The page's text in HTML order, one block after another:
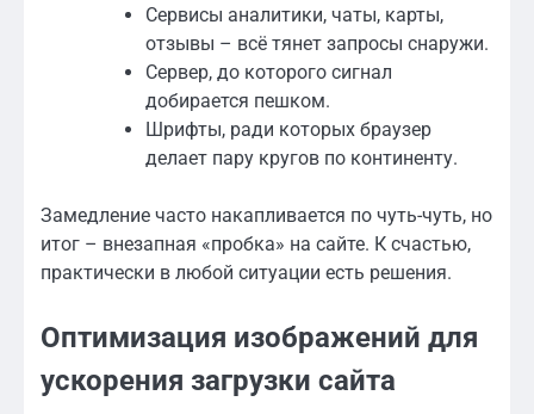
Сервисы аналитики, чаты, карты,
отзывы – всё тянет запросы снаружи.
Сервер, до которого сигнал
добирается пешком.
Шрифты, ради которых браузер
делает пару кругов по континенту.
Замедление часто накапливается по чуть-чуть, но
итог – внезапная «пробка» на сайте. К счастью,
практически в любой ситуации есть решения.
Оптимизация изображений для
ускорения загрузки сайта